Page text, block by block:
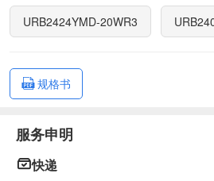
URB2424YMD-20WR3
规格书
服务申明
快递